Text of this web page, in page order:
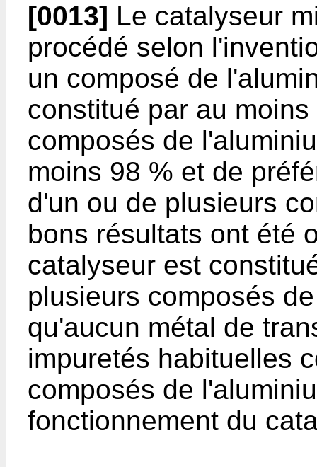
[0013] Le catalyseur
procédé selon
un composé de
constitué par au
composés de
moins 98 % et de
d'un ou de plusieurs
bons résultats ont été
catalyseur est
plusieurs composés
qu'aucun métal de
impuretés habituelles
composés de
fonctionnement du